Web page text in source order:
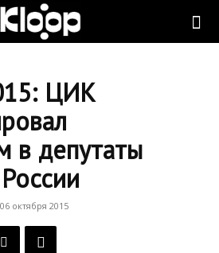
ЦИК
в депутаты
06 октября 2015